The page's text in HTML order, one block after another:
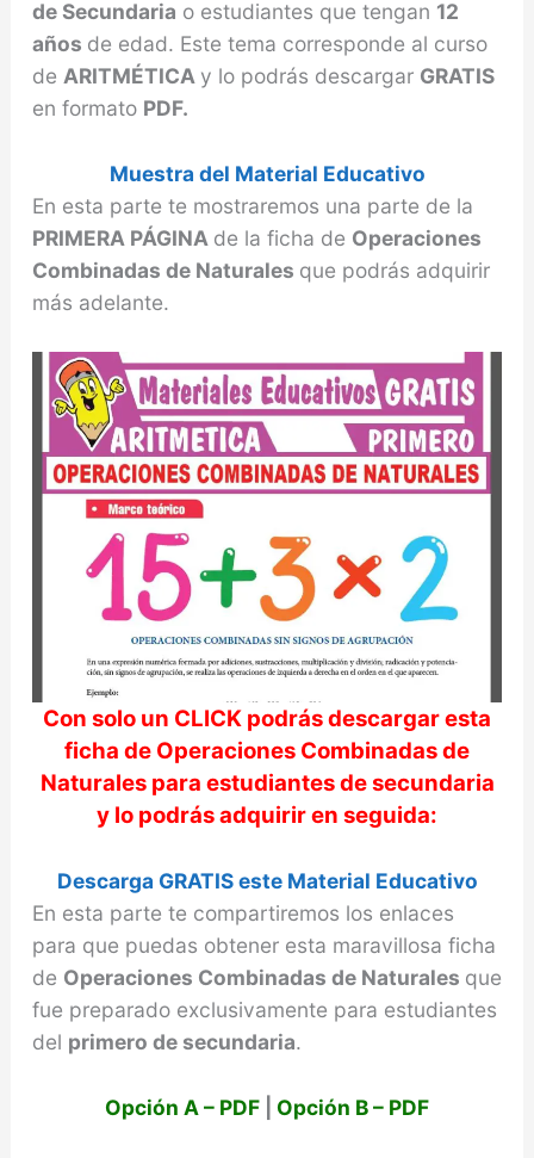
de Secundaria o estudiantes que tengan 12
años de edad. Este tema corresponde al curso
de ARITMÉTICA y lo podrás descargar GRATIS
en formato PDF.
Muestra del Material Educativo
En esta parte te mostraremos una parte de la
PRIMERA PÁGINA de la ficha de Operaciones
Combinadas de Naturales que podrás adquirir
más adelante.
Con solo un CLICK podrás descargar esta
ficha de Operaciones Combinadas de
Naturalespara estudiantes de secundaria
y lo podrás adquirir en seguida:
Descarga GRATIS este Material Educativo
En esta parte te compartiremos los enlaces
para que puedas obtener esta maravillosa ficha
de Operaciones Combinadas de Naturales que
fue preparado exclusivamente para estudiantes
del primero de secundaria.
Opción A – PDF Opción B – PDF